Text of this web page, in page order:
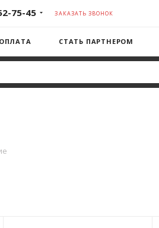
75-45 ЗАКАЗАТЬ ЗВОНОК
СТАТЬ ПАРТНЕРОМ